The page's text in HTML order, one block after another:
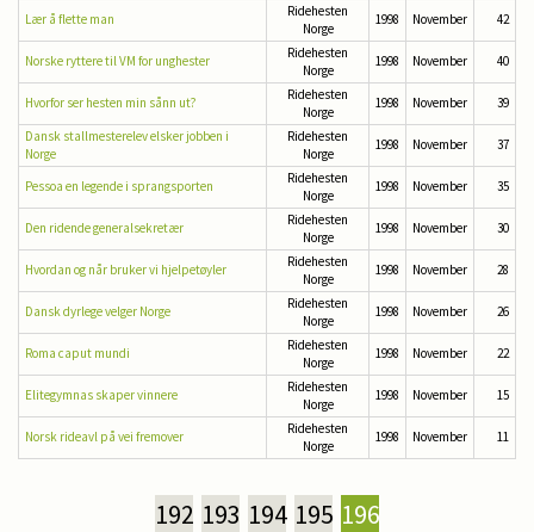
Lær å flette man
Ridehesten
Norge
1998 November 42
Norske ryttere til VM for unghester
Ridehesten
Norge
1998 November 40
Hvorfor ser hesten min sånn ut?
Ridehesten
Norge
1998 November
39
Dansk stallmesterelev elsker jobben i
Norge
Ridehesten
Norge
1998 November 37
Pessoa en legende i sprangsporten
Ridehesten
Norge
1998 November 35
Den ridende generalsekretær
Ridehesten
Norge
1998 November 30
Hvordan og når bruker vi hjelpetøyler
Ridehesten
Norge
1998 November 28
Dansk dyrlege velger Norge
Ridehesten
Norge
1998 November 26
Roma caput mundi
Ridehesten
Norge
1998 November 22
Elitegymnas skaper vinnere
Ridehesten
Norge
1998 November 15
Norsk rideavl på vei fremover
Ridehesten
Norge
1998 November 11
192 193 194 195 196